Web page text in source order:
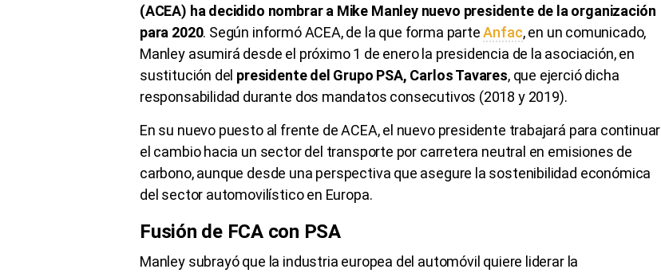
(ACEA) ha decidido nombrar a Mike Manley nuevo presidente de la organización
para 2020. Según informó ACEA, de la que forma parteAnfac, en un comunicado,
Manley asumirá desde el próximo 1 de enero la presidencia de la asociación, en
sustitución del presidente del Grupo PSA, Carlos Tavares, que ejerció dicha
responsabilidad durante dos mandatos consecutivos (2018 y 2019).
En su nuevo puesto al frente de ACEA, el nuevo presidente trabajará para continuar
el cambio hacia un sector del transporte por carretera neutral en emisiones de
carbono, aunque desde una perspectiva que asegure la sostenibilidad económica
del sector automovilístico en Europa.
Fusión de FCA con PSA
Manley subrayó que la industria europea del automóvil quiere liderar la